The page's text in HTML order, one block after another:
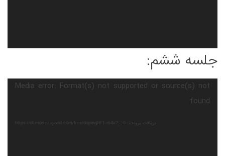
جلسه ششم:
نمایشگر
Media error: Format(s) not supported or source(s) not
found
دریافت پرونده: https://dl.mortezajavid.com/free/doping/6-1.m4v?_=6